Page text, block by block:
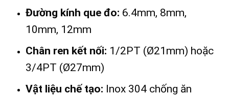
Đường kính que đo: 6.4mm, 8mm,
10mm, 12mm
Chân ren kết nối: 1/2PT (Ø21mm) hoặc
3/4PT (Ø27mm)
Vật liệu chế tạo: Inox 304 chống ăn